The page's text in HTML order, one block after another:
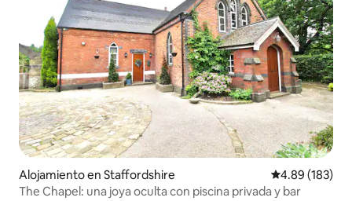
Alojamiento en Staffordshire Calificación
4.89 (183)
The Chapel: una joya oculta con piscina privada y bar